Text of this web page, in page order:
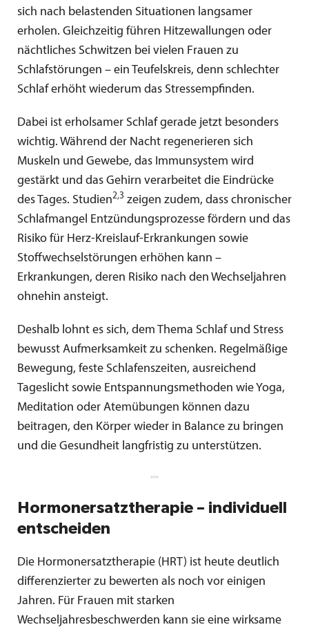
sich nach belastenden Situationen langsamer
erholen. Gleichzeitig führen Hitzewallungen oder
nächtliches Schwitzen bei vielen Frauen zu
Schlafstörungen – ein Teufelskreis, denn schlechter
Schlaf erhöht wiederum das Stressempfinden.
Dabei ist erholsamer Schlaf gerade jetzt besonders
wichtig. Während der Nacht regenerieren sich
Muskeln und Gewebe, das Immunsystem wird
gestärkt und das Gehirn verarbeitet die Eindrücke
des Tages. Studien2,3 zeigen zudem, dass chronischer
Schlafmangel Entzündungsprozesse fördern und das
Risiko für Herz-Kreislauf-Erkrankungen sowie
Stoffwechselstörungen erhöhen kann –
Erkrankungen, deren Risiko nach den Wechseljahren
ohnehin ansteigt.
Deshalb lohnt es sich, dem Thema Schlaf und Stress
bewusst Aufmerksamkeit zu schenken. Regelmäßige
Bewegung, feste Schlafenszeiten, ausreichend
Tageslicht sowie Entspannungsmethoden wie Yoga,
Meditation oder Atemübungen können dazu
beitragen, den Körper wieder in Balance zu bringen
und die Gesundheit langfristig zu unterstützen.
Hormonersatztherapie – individuell
entscheiden
Die Hormonersatztherapie (HRT) ist heute deutlich
differenzierter zu bewerten als noch vor einigen
Jahren. Für Frauen mit starken
Wechseljahresbeschwerden kann sie eine wirksame